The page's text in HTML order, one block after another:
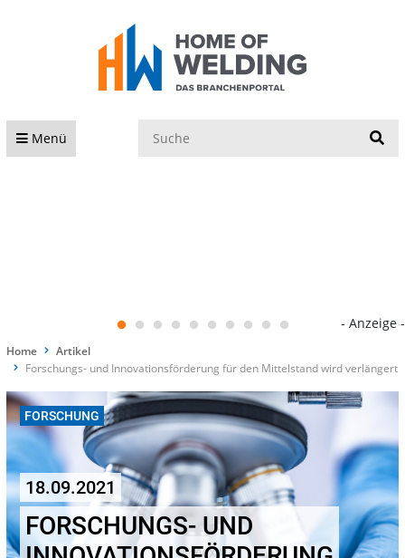
Menü
- Anzeige -
Home
Artikel
Forschungs- und Innovationsförderung für den Mittelstand wird verlängert
FORSCHUNG
18.09.2021
FORSCHUNGS- UND